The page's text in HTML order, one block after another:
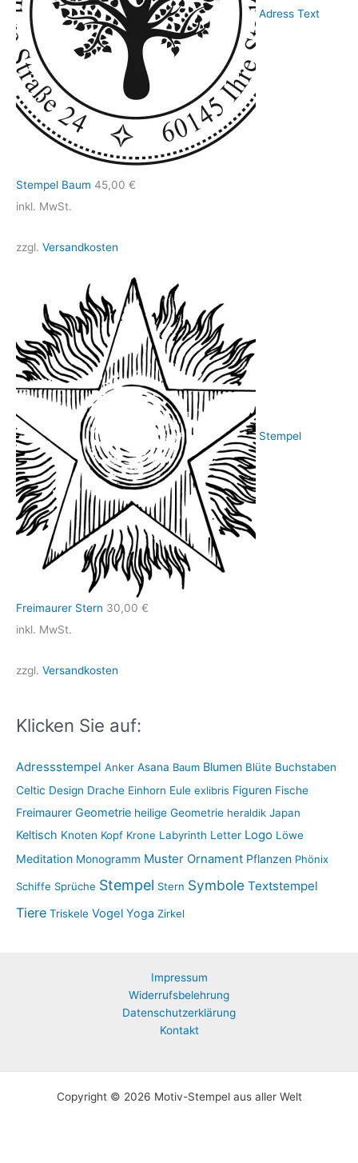
Adress Text
Stempel Baum 45,00 €
inkl. MwSt.
zzgl. Versandkosten
Stempel
Freimaurer Stern 30,00 €
inkl. MwSt.
zzgl. Versandkosten
Klicken Sie auf:
Adressstempel Anker Asana Baum Blumen Blüte Buchstaben
Celtic Design Drache Einhorn Eule exlibris Figuren Fische
Freimaurer Geometrie heilige Geometrie heraldik Japan
Keltisch Knoten Kopf Krone Labyrinth Letter Logo Löwe
Meditation Monogramm Muster Ornament Pflanzen Phönix
Schiffe Sprüche Stempel Stern Symbole Textstempel
Tiere Triskele Vogel Yoga Zirkel
Impressum
Widerrufsbelehrung
Datenschutzerklärung
Kontakt
Copyright © 2026 Motiv-Stempel aus aller Welt